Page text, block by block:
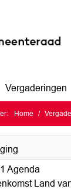
Vergaderingen
Home
Agenda
Land